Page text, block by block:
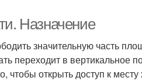
Назначение
значительную часть
переходит в вертикальное
чтобы открыть доступ к